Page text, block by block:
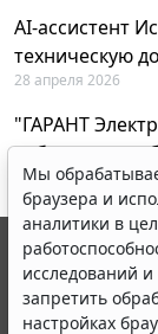
AI-ассистент
техническую
28 апреля 2026
"ГАРАНТ
вебинар по
23 апреля 2026
Мы
браузера и
аналитики в
исследований
запретить
настройках
© ООО "НПП
выпускается с
являются